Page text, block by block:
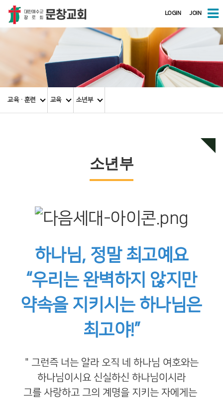
LOGIN JOIN
교육·훈련 교육 소년부
소년부
하나님, 정말 최고예요
“우리는 완벽하지 않지만
약속을 지키시는 하나님은
최고야!”
" 그런즉 너는 알라 오직 네 하나님 여호와는
하나님이시요 신실하신 하나님이시라
그를 사랑하고 그의 계명을 지키는 자에게는